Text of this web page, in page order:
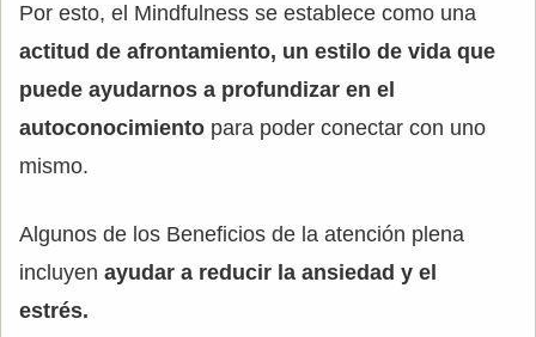
Por esto, el Mindfulness se establece como una
actitud de afrontamiento, un estilo de vida que
puede ayudarnos a profundizar en el
autoconocimiento para poder conectar con uno
mismo.
Algunos de los Beneficios de la atención plena
incluyen ayudar a reducir la ansiedad y el
estrés.